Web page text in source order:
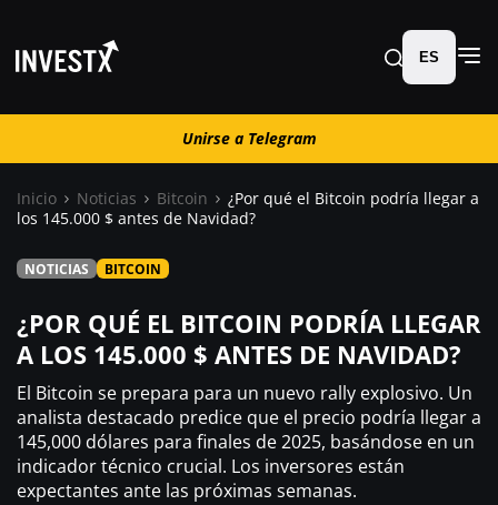
Unirse a Telegram
Noticias
Trading
¿ Dónde comprar ?
ES
Unirse a Telegram
Inicio Noticias Bitcoin
¿Por qué el Bitcoin podría llegar a
los 145.000 $ antes de Navidad?
NOTICIAS BITCOIN
¿POR QUÉ EL BITCOIN PODRÍA LLEGAR
A LOS 145.000 $ ANTES DE NAVIDAD?
El Bitcoin se prepara para un nuevo rally explosivo. Un
analista destacado predice que el precio podría llegar a
145,000 dólares para finales de 2025, basándose en un
indicador técnico crucial. Los inversores están
expectantes ante las próximas semanas.